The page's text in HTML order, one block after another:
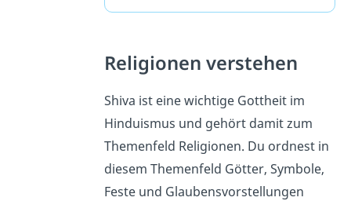
Religionen verstehen
Shiva ist eine wichtige Gottheit im
Hinduismus und gehört damit zum
Themenfeld Religionen. Du ordnest in
diesem Themenfeld Götter, Symbole,
Feste und Glaubensvorstellungen